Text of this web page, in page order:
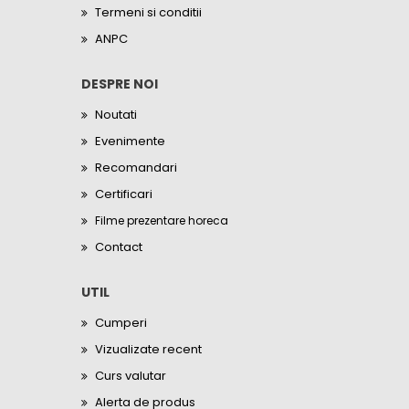
Termeni si conditii
ANPC
DESPRE NOI
Noutati
Evenimente
Recomandari
Certificari
Filme prezentare horeca
Contact
UTIL
Cumperi
Vizualizate recent
Curs valutar
Alerta de produs